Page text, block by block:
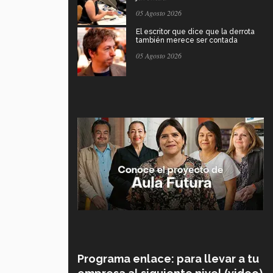
05 Agosto 2026
El escritor que dice que la derrota
también merece ser contada
05 Agosto 2026
Programa enlace: para llevar a tu